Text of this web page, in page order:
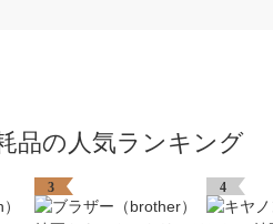
品の人気ランキング
3 4